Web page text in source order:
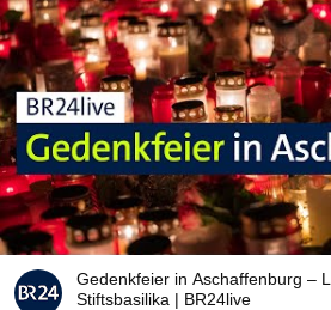
Gedenkfeier in Aschaffenburg –
Stiftsbasilika | BR24live